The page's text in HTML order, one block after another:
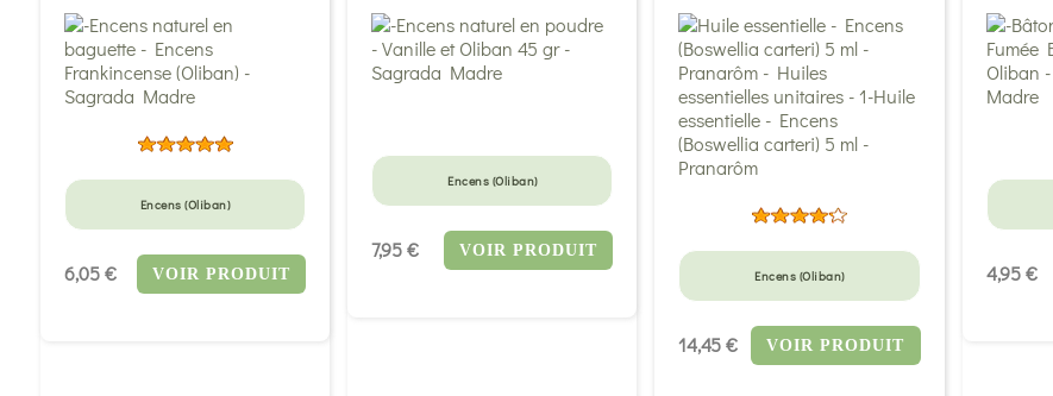
Encens (Oliban)
6,05 € VOIR PRODUIT
Encens (Oliban)
7,95 € VOIR PRODUIT
Encens (Oliban)
14,45 € VOIR PRODUIT
4,95 €